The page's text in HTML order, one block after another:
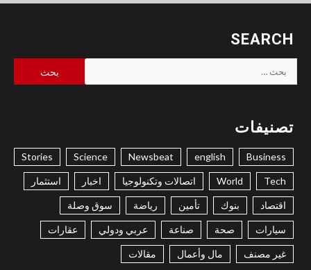
SEARCH
البحث
عن:
تصنيفات
Business
english
Newsbeat
Science
Stories
Tech
World اتصالات وتكنولوجيا اخبار استثمار
اقتصاد بنوك تأمين رياضة سوق وصلة
سيارات صحة صناعة عربي ودولي عقارات
غير مصنف مال وأعمال مقالات